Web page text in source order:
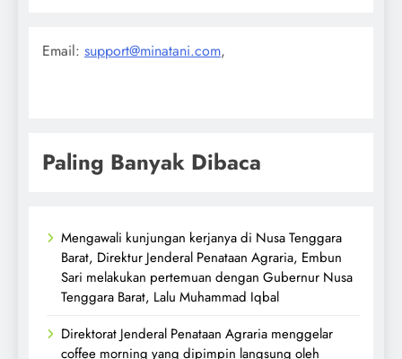
Email: support@minatani.com,
Paling Banyak Dibaca
Mengawali kunjungan kerjanya di Nusa Tenggara
Barat, Direktur Jenderal Penataan Agraria, Embun
Sari melakukan pertemuan dengan Gubernur Nusa
Tenggara Barat, Lalu Muhammad Iqbal
Direktorat Jenderal Penataan Agraria menggelar
coffee morning yang dipimpin langsung oleh